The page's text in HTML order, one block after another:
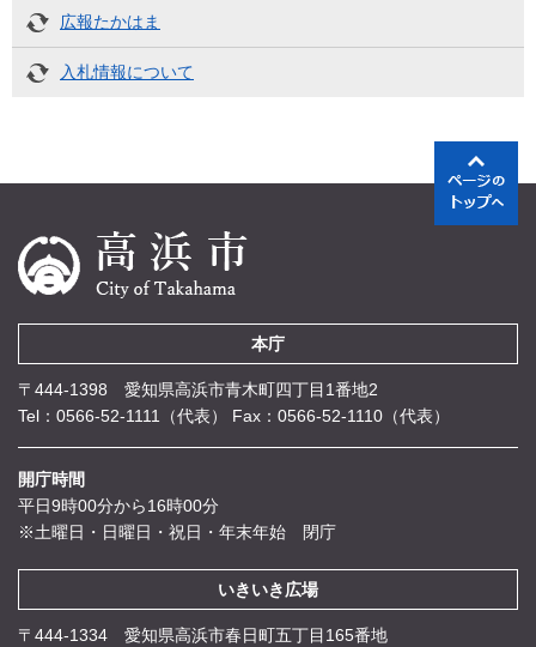
広報たかはま
入札情報について
本庁
〒444-1398 愛知県高浜市青木町四丁目1番地2
Tel：0566-52-1111（代表）
Fax：0566-52-1110（代表）
開庁時間
平日9時00分から16時00分
※土曜日・日曜日・祝日・年末年始 閉庁
いきいき広場
〒444-1334 愛知県高浜市春日町五丁目165番地